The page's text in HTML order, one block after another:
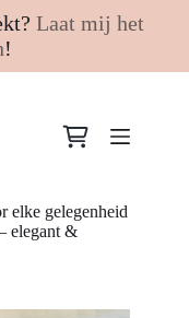
Laat mij het
!
Winkelwagen
elke gelegenheid
elegant &